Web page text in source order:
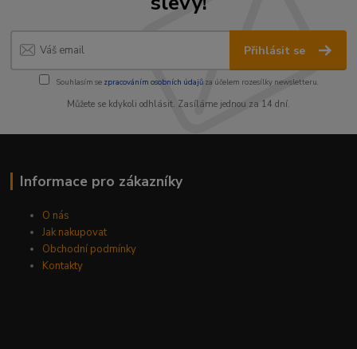
Přihlásit se
Souhlasím se zpracováním osobních údajůza účelem rozesílky newsletteru.
Můžete se kdykoli odhlásit. Zasíláme jednou za 14 dní.
Informace pro zákazníky
O nás
Jak nakupovat
Obchodní podmínky
Kontakty